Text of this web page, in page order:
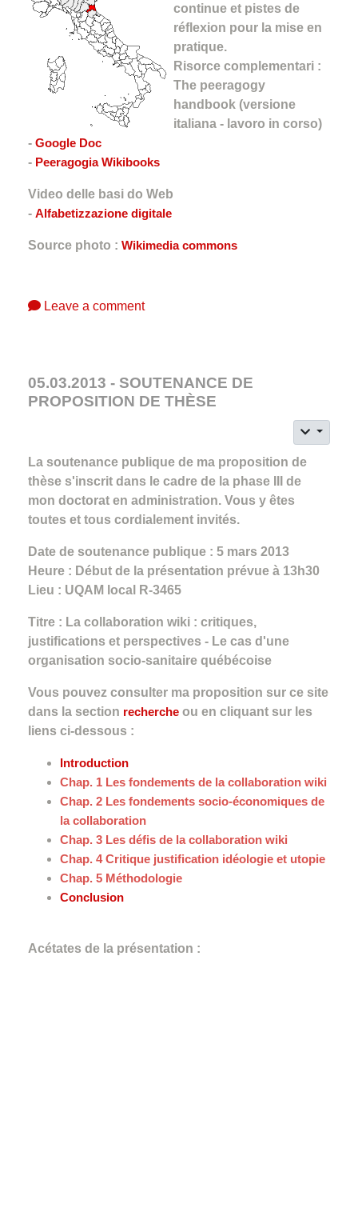
continue et pistes de
réflexion pour la mise en
pratique.
Risorce complementari :
The peeragogy
handbook (versione
italiana - lavoro in corso)
- Google Doc
- Peeragogia Wikibooks
Video delle basi do Web
- Alfabetizzazione digitale
Source photo : Wikimedia commons
Leave a comment
05.03.2013 - SOUTENANCE DE
PROPOSITION DE THÈSE
La soutenance publique de ma proposition de
thèse s'inscrit dans le cadre de la phase III de
mon doctorat en administration. Vous y êtes
toutes et tous cordialement invités.
Date de soutenance publique : 5 mars 2013
Heure : Début de la présentation prévue à 13h30
Lieu : UQAM local R-3465
Titre : La collaboration wiki : critiques,
justifications et perspectives - Le cas d'une
organisation socio-sanitaire québécoise
Vous pouvez consulter ma proposition sur ce site
dans la section recherche ou en cliquant sur les
liens ci-dessous :
Introduction
Chap. 1 Les fondements de la collaboration wiki
Chap. 2 Les fondements socio-économiques de
la collaboration
Chap. 3 Les défis de la collaboration wiki
Chap. 4 Critique justification idéologie et utopie
Chap. 5 Méthodologie
Conclusion
Acétates de la présentation :